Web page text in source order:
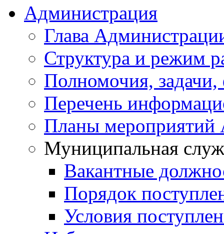
Администрация
Глава
Структура и режим
Полномочия,
Перечень
Планы мероприятий
Муниципальная
Вакантные
Порядок
Условия